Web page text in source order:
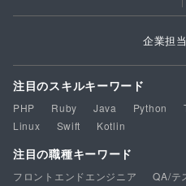
企業担
注目のスキルキーワード
PHP Ruby Java Python
Linux
Swift Kotlin
注目の職種キーワード
フロントエンドエンジニア
QA/テ